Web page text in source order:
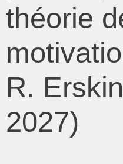
théorie
R.
2027)